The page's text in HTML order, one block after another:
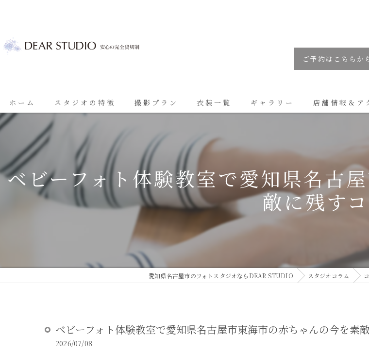
ご予約はこちらか
ホーム スタジオの特徴
ベビーフォト
七五三
振袖
ブライダル
撮影プラン
七五三プラン
ブライダルプラン
思い出に残る成人振袖撮影
衣装一覧 ギャラリー 店舗情報＆ア
ベビーフォト体験教室で愛知県名古
敵に残す
愛知県名古屋市のフォトスタジオならDEAR STUDIO スタジオコラム
ベビーフォト体験教室で愛知県名古屋市東海市の赤ちゃんの今を素
2026/07/08